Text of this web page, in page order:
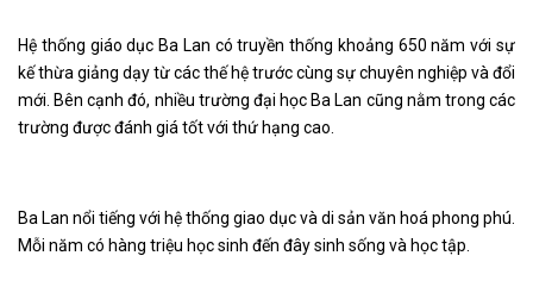
Hệ thống giáo dục Ba Lan có truyền thống khoảng 650 năm với sự
kế thừa giảng dạy từ các thế hệ trước cùng sự chuyên nghiệp và đổi
mới. Bên cạnh đó, nhiều trường đại học Ba Lan cũng nằm trong các
trường được đánh giá tốt với thứ hạng cao.
Ba Lan nổi tiếng với hệ thống giao dục và di sản văn hoá phong phú.
Mỗi năm có hàng triệu học sinh đến đây sinh sống và học tập.